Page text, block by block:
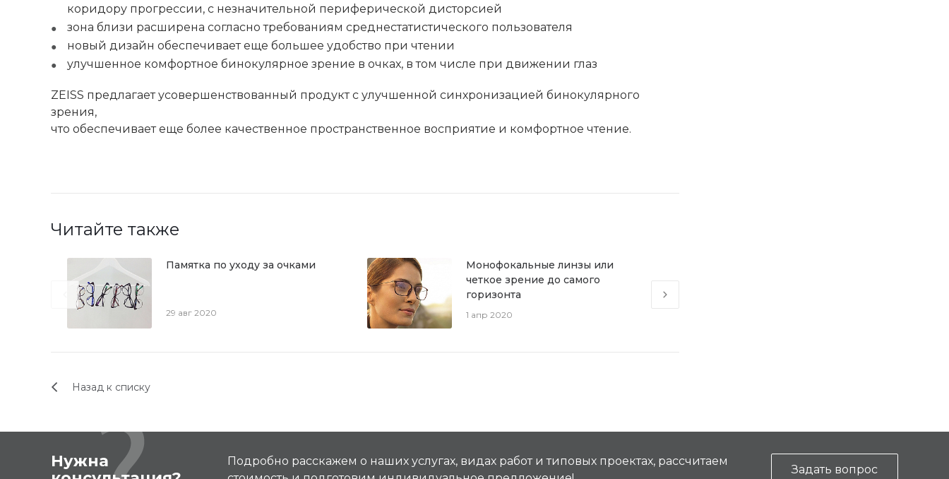
коридору прогрессии, с незначительной периферической дисторсией
зона близи расширена согласно требованиям среднестатистического пользователя
новый дизайн обеспечивает еще большее удобство при чтении
улучшенное комфортное бинокулярное зрение в очках, в том числе при движении глаз
ZEISS предлагает усовершенствованный продукт с улучшенной синхронизацией бинокулярного
зрения,
что обеспечивает еще более качественное пространственное восприятие и комфортное чтение.
Читайте также
Памятка по уходу за очками
29 авг 2020
Монофокальные линзы или
четкое зрение до самого
горизонта
1 апр 2020
Назад к списку
Нужна
Подробно расскажем о наших услугах, видах работ и типовых проектах, рассчитаем
Задать вопрос